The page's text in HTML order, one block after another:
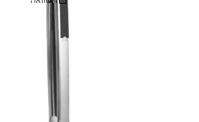
*משתתף במשלוח חינם (*ברכישה מעל 400 ש״ח​ | *בין חדרה-גדרה בלבד | *באתר